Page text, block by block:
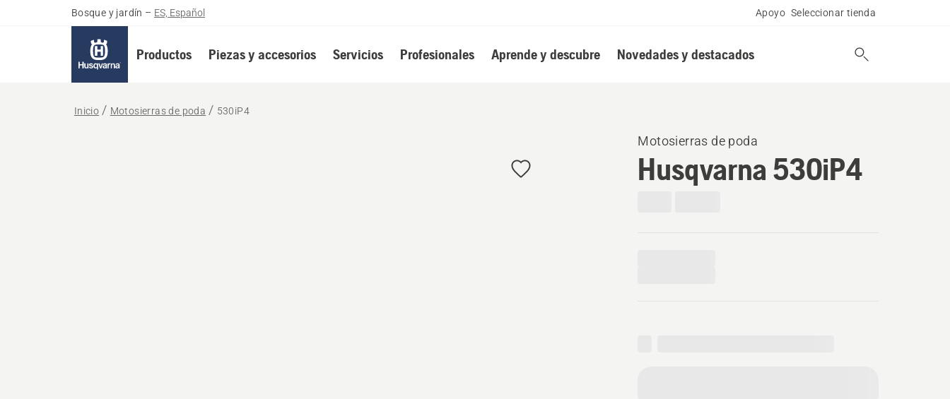
Bosque y jardín – ES, Español Apoyo Seleccionar tienda
Productos Piezas y accesorios Servicios Profesionales Aprende y descubre Novedades y destacados
Inicio Motosierras de poda 530iP4
Motosierras de poda
Husqvarna 530iP4